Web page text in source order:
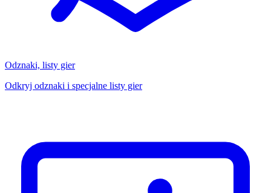
Odznaki, listy gier
Odkryj odznaki i specjalne listy gier